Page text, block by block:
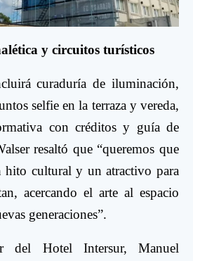
y circuitos turísticos
curaduría de iluminación,
selfie en la terraza y vereda,
con créditos y guía de
resaltó que “queremos que
hito cultural y un atractivo para
acercando el arte al espacio
generaciones”.
del Hotel Intersur, Manuel